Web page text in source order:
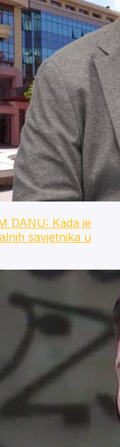
DANU: Kada je
savjetnika u